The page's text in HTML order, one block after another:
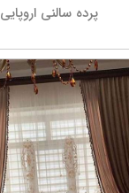
پرده سالنی اروپایی